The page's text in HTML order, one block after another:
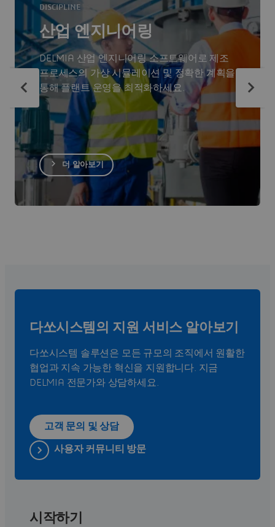
DISCIPLINE
산업 엔지니어링
DELMIA 산업 엔지니어링 소프트웨어로 제조
프로세스의 가상 시뮬레이션 및 정확한 계획을
통해 플랜트 운영을 최적화하세요.
더 알아보기
다쏘시스템의 지원 서비스 알아보기
다쏘시스템 솔루션은 모든 규모의 조직에서 원활한
협업과 지속 가능한 혁신을 지원합니다. 지금
DELMIA 전문가와 상담하세요.
고객 문의 및 상담
사용자 커뮤니티 방문
시작하기